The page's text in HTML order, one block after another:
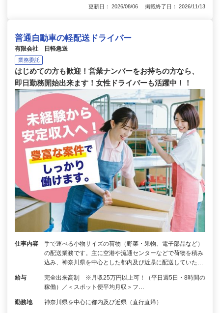
更新日： 2026/08/06 掲載終了日： 2026/11/13
普通自動車の軽配送ドライバー
有限会社 日軽急送
業務委託
はじめての方も歓迎！営業ナンバーをお持ちの方なら、
即日勤務開始出来ます！女性ドライバーも活躍中！！
仕事内容
手で運べる小物サイズの荷物（野菜・果物、電子部品など）
の配送業務です。主に空港や流通センターなどで荷物を積み
込み、神奈川県を中心とした都内及び近県に配送していた…
給与
完全出来高制 ※月収25万円以上可！（平日週5日・8時間の
稼働）／＜スポット便平均月収＞フ…
勤務地 神奈川県を中心に都内及び近県（直行直帰）